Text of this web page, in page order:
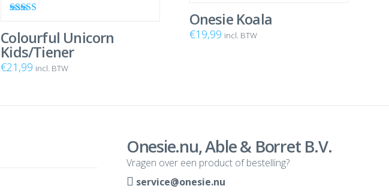
4.67
uit 5
Colourful Unicorn
Kids/Tiener
€21,99 incl. BTW
Onesie Koala
€19,99 incl. BTW
Onesie.nu, Able & Borret B.V.
Vragen over een product of bestelling?
service@onesie.nu